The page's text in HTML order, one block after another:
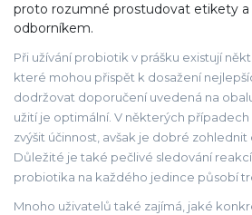
proto rozumné prostudovat etikety a
odborníkem.
Při užívání probiotik v prášku existují
které mohou přispět k dosažení
dodržovat doporučení uvedená na
užití je optimální. V některých případech
zvýšit účinnost, avšak je dobré zohlednit
Důležité je také pečlivé sledování
probiotika na každého jedince působí
Mnoho uživatelů také zajímá, jaké